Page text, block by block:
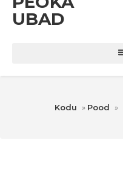
UBAD
Kodu » Pood »